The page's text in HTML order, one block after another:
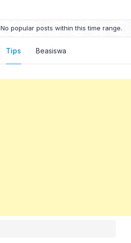
No popular posts within this time range.
Tips Beasiswa